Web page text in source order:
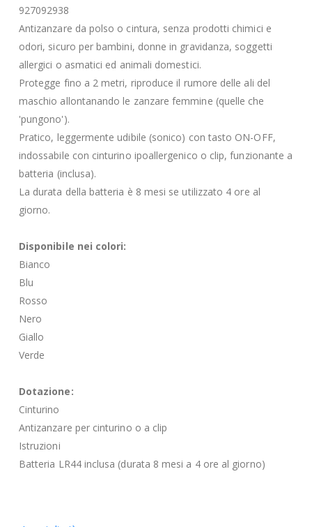
927092938
Antizanzare da polso o cintura, senza prodotti chimici e
odori, sicuro per bambini, donne in gravidanza, soggetti
allergici o asmatici ed animali domestici.
Protegge fino a 2 metri, riproduce il rumore delle ali del
maschio allontanando le zanzare femmine (quelle che
'pungono').
Pratico, leggermente udibile (sonico) con tasto ON-OFF,
indossabile con cinturino ipoallergenico o clip, funzionante a
batteria (inclusa).
La durata della batteria è 8 mesi se utilizzato 4 ore al
giorno.
Disponibile nei colori:
Bianco
Blu
Rosso
Nero
Giallo
Verde
Dotazione:
Cinturino
Antizanzare per cinturino o a clip
Istruzioni
Batteria LR44 inclusa (durata 8 mesi a 4 ore al giorno)